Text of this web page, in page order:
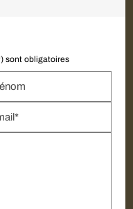
sont obligatoires